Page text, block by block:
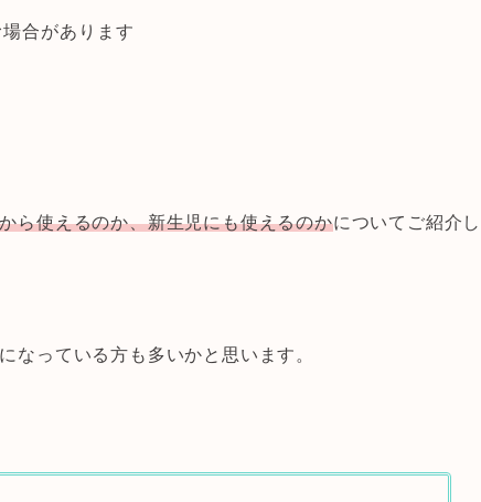
合があります
ら使えるのか、新生児にも使えるのかについてご紹介し
なっている方も多いかと思います。